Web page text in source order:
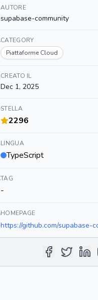
AUTORE
supabase-community
CATEGORY
Piattaforme Cloud
CREATO IL
Dec 1, 2025
STELLA
2296
LINGUA
TypeScript
TAG
-
HOMEPAGE
https://github.com/supabase-